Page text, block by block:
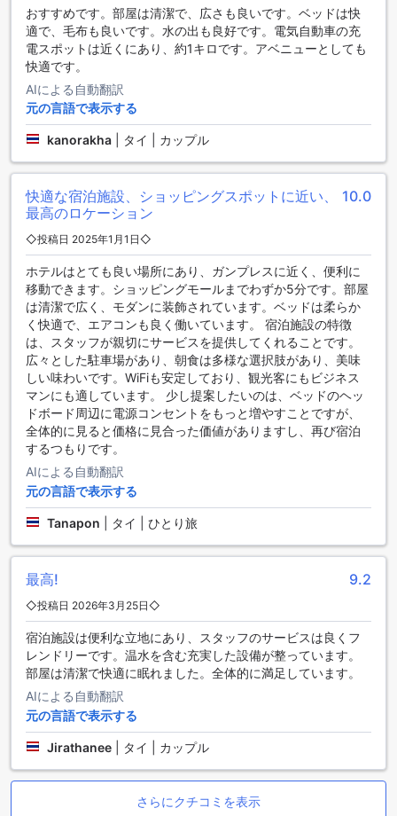
ら国際料理まで、幅広い選択肢があります。
グライ ガン プレイス ホテルのダイニング施設は、滞在中のゲ
ストにとって食事体験をより一層特別なものにします。快適
な環境で美味しい料理を楽しむことができるので、リラック
スした時間を過ごすことができます。
快適な滞在をお約束！グライ ガン プレイス ホテルのお部屋の
魅力
グライ ガン プレイス ホテルでは、さまざまなお部屋タイプを
ご用意しております。1ベッドスーペリアルームは、24平米の
広さでキングベッドが1台備わっています。2ベッドデラック
スルームは、24平米の広さでシングルベッドが2台備わってい
ます。ジュニアスイートは、37平米の広さでキングベッドが1
台備わっています。どのお部屋も快適な滞在をお約束しま
す。Agodaでの予約は、最高の価格と簡単で手間のかからな
い体験をお約束します。お得な価格で素敵なお部屋を手に入
れましょう！
サラブリー シティ センターの魅力
サラブリー シティ センターは、タイのサラブリ県の中心に位
置し、訪れる人々に多彩な魅力を提供しています。このエリ
アは、地元の文化と現代的な利便性が融合した場所で、観光
客や地元の人々に愛されています。ショッピングモールやレ
ストラン、カフェが立ち並び、賑やかな雰囲気が漂っていま
す。特に、タイの伝統的な料理を楽しめる屋台やレストラン
は、地元の食文化を体験する絶好の機会です。
また、サラブリー シティ センター周辺には、歴史的な寺院や
文化的な名所も点在しています。例えば、ワット・プラ・シ
ー・サラブリーは、訪れる価値のある美しい寺院で、静かな
雰囲気の中で心を落ち着けることができます。さらに、サラ
ブリーの自然を堪能できる公園や緑地もあり、散策やピクニ
は、観光と地元の生活が交錯する魅力的なスポットであり、
訪れる人々にとって忘れられない体験を提供してくれるでし
ょう。
サラブリへのアクセス：グライ ガン プレイス ホテルまでの道
のり
サラブリへのアクセスは非常に便利で、最寄りの空港からグ
ライ ガン プレイス ホテルまでの移動もスムーズです。最も近
い空港は、バンコクのスワンナプーム国際空港（BKK）で、
シャトルバスを利用することができ、所要時間は約1時間30分
おすすめです。部屋は清潔で、広さも良いです。ベッドは快
適で、毛布も良いです。水の出も良好です。電気自動車の充
電スポットは近くにあり、約1キロです。アベニューとしても
快適です。
AIによる自動翻訳
元の言語で表示する
kanorakha タイ | カップル
快適な宿泊施設、ショッピングスポットに近い、
最高のロケーション
10.0
◇投稿日 2025年1月1日◇
ホテルはとても良い場所にあり、ガンプレスに近く、便利に
移動できます。ショッピングモールまでわずか5分です。部屋
は清潔で広く、モダンに装飾されています。ベッドは柔らか
く快適で、エアコンも良く働いています。 宿泊施設の特徴
は、スタッフが親切にサービスを提供してくれることです。
広々とした駐車場があり、朝食は多様な選択肢があり、美味
しい味わいです。WiFiも安定しており、観光客にもビジネス
マンにも適しています。 少し提案したいのは、ベッドのヘッ
ドボード周辺に電源コンセントをもっと増やすことですが、
全体的に見ると価格に見合った価値がありますし、再び宿泊
するつもりです。
AIによる自動翻訳
元の言語で表示する
Tanapon タイ | ひとり旅
最高! 9.2
◇投稿日 2026年3月25日◇
宿泊施設は便利な立地にあり、スタッフのサービスは良くフ
レンドリーです。温水を含む充実した設備が整っています。
部屋は清潔で快適に眠れました。全体的に満足しています。
AIによる自動翻訳
元の言語で表示する
Jirathanee タイ | カップル
さらにクチコミを表示